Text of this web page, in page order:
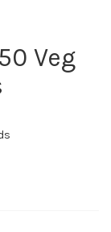
Veg